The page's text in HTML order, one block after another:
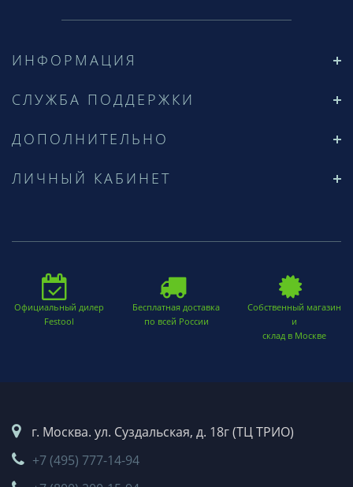
ИНФОРМАЦИЯ
СЛУЖБА ПОДДЕРЖКИ
ДОПОЛНИТЕЛЬНО
ЛИЧНЫЙ КАБИНЕТ
Официальный дилер
Festool
Бесплатная доставка
по всей России
Собственный магазин
и
склад в Москве
г. Москва. ул. Суздальская, д. 18г (ТЦ ТРИО)
+7 (495) 777-14-94